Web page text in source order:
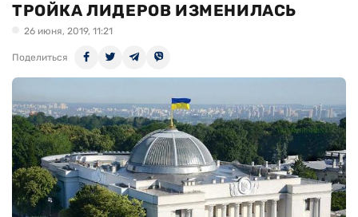
ТРОЙКА ЛИДЕРОВ ИЗМЕНИЛАСЬ
26 июня, 2019, 11:21
Поделиться